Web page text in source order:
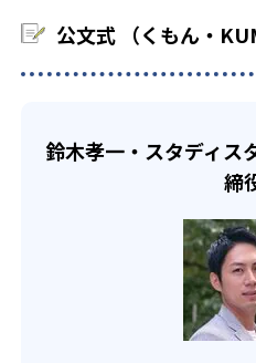
でも週2回受講できる。その
らのオンライン受講と通室を
部活や習い事と両
KUMONでは、一人ひとりの
宿題の量や進め方に関しては
だ。
公文式 （くもん・
鈴木孝一・スタディス
締